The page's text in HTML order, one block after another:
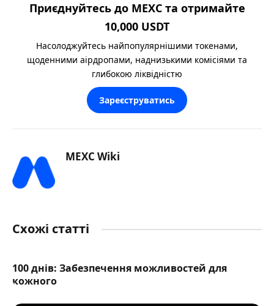
Приєднуйтесь до MEXC та отримайте
10,000 USDT
Насолоджуйтесь найпопулярнішими токенами,
щоденними аірдропами, наднизькими комісіями та
глибокою ліквідністю
Зареєструватись
MEXC Wiki
Схожі статті
100 днів: Забезпечення можливостей для
кожного